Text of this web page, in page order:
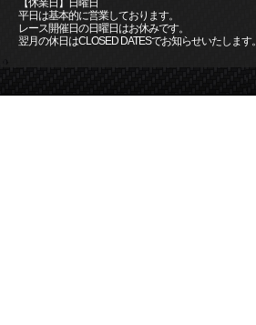
【休業日】日曜日
平日は基本的に営業しております。
レース開催日の日曜日はお休みです。
翌月の休日はCLOSED DATESでお知らせいたします。